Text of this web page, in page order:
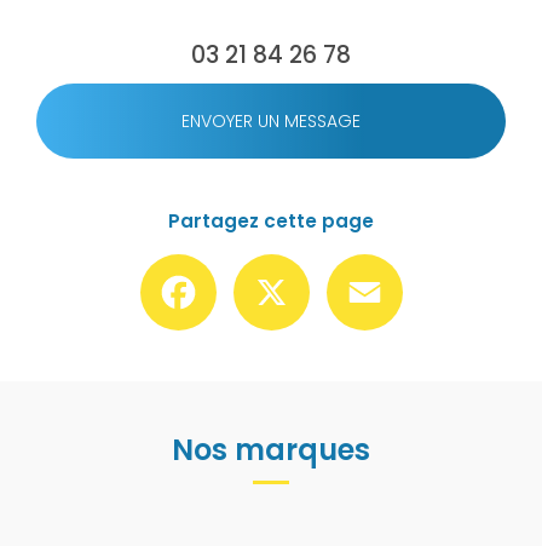
03 21 84 26 78
ENVOYER UN MESSAGE
Partagez cette page
Facebook
Nos marques